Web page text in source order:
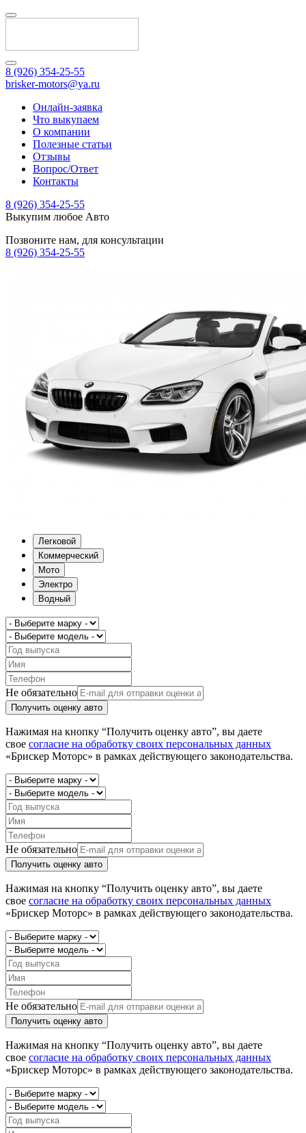
8 (926) 354-25-55
brisker-motors@ya.ru
Онлайн-заявка
Что выкупаем
О компании
Полезные статьи
Отзывы
Вопрос/Ответ
Контакты
8 (926) 354-25-55
Выкупим любое Авто
Позвоните нам, для консультации
8 (926) 354-25-55
Легковой
Коммерческий
Мото
Электро
Водный
Не обязательно
Получить оценку авто
Нажимая на кнопку “Получить оценку авто”, вы даете
свое согласие на обработку своих персональных данных
«Брискер Моторс» в рамках действующего законодательства.
Не обязательно
Получить оценку авто
Нажимая на кнопку “Получить оценку авто”, вы даете
свое согласие на обработку своих персональных данных
«Брискер Моторс» в рамках действующего законодательства.
Не обязательно
Получить оценку авто
Нажимая на кнопку “Получить оценку авто”, вы даете
свое согласие на обработку своих персональных данных
«Брискер Моторс» в рамках действующего законодательства.